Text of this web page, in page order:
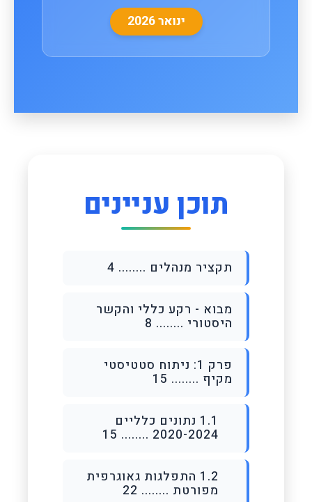
ינואר 2026
תוכן עניינים
תקציר מנהלים ........ 4
מבוא - רקע כללי והקשר
היסטורי ........ 8
פרק 1: ניתוח סטטיסטי
מקיף ........ 15
1.1 נתונים כלליים
2020-2024 ........ 15
1.2 התפלגות גאוגרפית
מפורטת ........ 22